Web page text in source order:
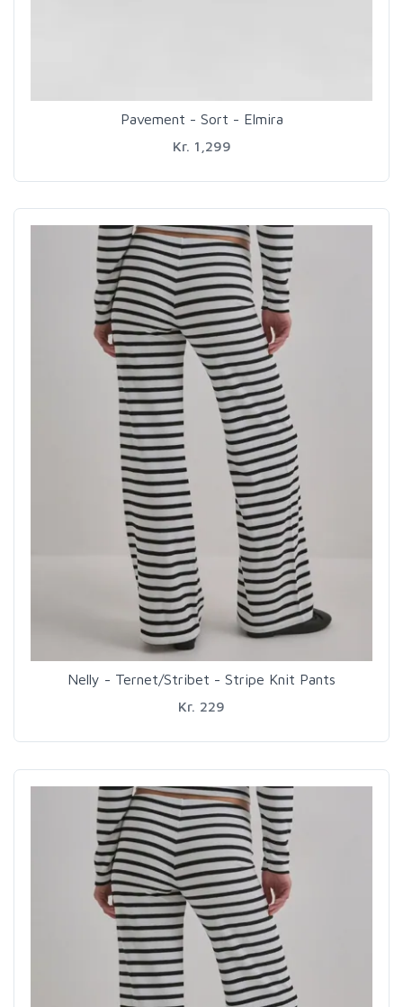
Pavement - Sort - Elmira
Kr. 1,299
Nelly - Ternet/Stribet - Stripe Knit Pants
Kr. 229